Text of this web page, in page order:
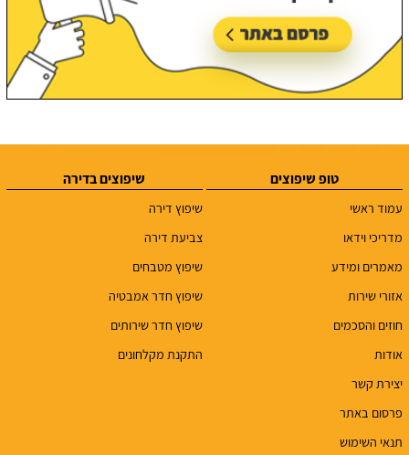
טופ שיפוצים
עמוד ראשי
מדריכי וידאו
מאמרים ומידע
אזורי שירות
חוזים והסכמים
אודות
יצירת קשר
פרסום באתר
תנאי השימוש
שיפוצים בדירה
שיפוץ דירה
צביעת דירה
שיפוץ מטבחים
שיפוץ חדר אמבטיה
שיפוץ חדר שירותים
התקנת מקלחונים